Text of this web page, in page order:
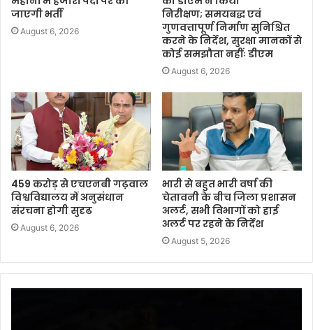
जाएगी भर्ती
August 6, 2026
निरीक्षण; समयबद्ध एवं
गुणवत्तापूर्ण निर्माण सुनिश्चित
करने के निर्देश, सुरक्षा मानकों से
कोई समझौता नहींः डीएम
August 6, 2026
459 करोड़ से एचएनबी गढ़वाल
विश्वविद्यालय में अनुसंधान
संरचना होगी सुदृढ
August 6, 2026
भारी से बहुत भारी वर्षा की
चेतावनी के बीच जिला प्रशासन
अलर्ट, सभी विभागों को हाई
अलर्ट पर रहने के निर्देश
August 5, 2026